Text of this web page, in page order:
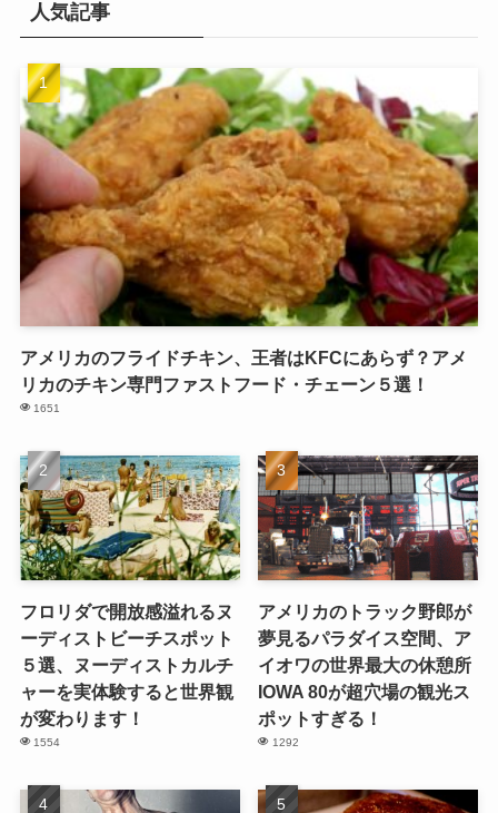
人気記事
アメリカのフライドチキン、王者はKFCにあらず？アメ
リカのチキン専門ファストフード・チェーン５選！
1651
フロリダで開放感溢れるヌ
ーディストビーチスポット
５選、ヌーディストカルチ
ャーを実体験すると世界観
が変わります！
1554
アメリカのトラック野郎が
夢見るパラダイス空間、ア
イオワの世界最大の休憩所
IOWA 80が超穴場の観光ス
ポットすぎる！
1292